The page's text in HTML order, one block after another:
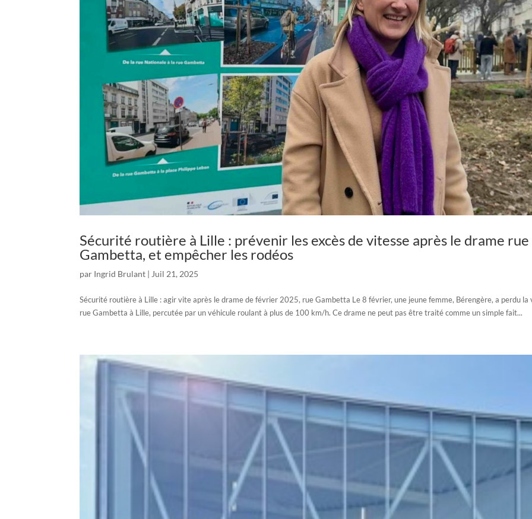
Sécurité routière à Lille : prévenir les excès de vitesse après le drame rue
Gambetta, et empêcher les rodéos
par Ingrid Brulant | Juil 21, 2025
Sécurité routière à Lille : agir vite après le drame de février 2025, rue Gambetta Le 8 février, une jeune femme, Bérengère, a perdu la
rue Gambetta à Lille, percutée par un véhicule roulant à plus de 100 km/h. Ce drame ne peut pas être traité comme un simple fait...